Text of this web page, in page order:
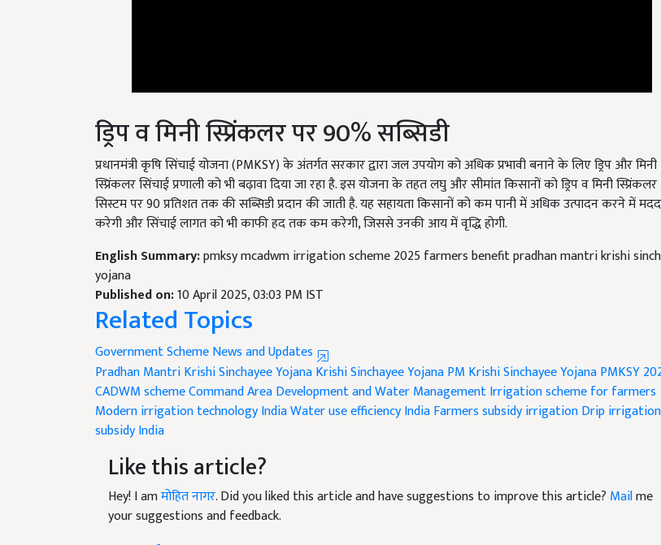
ड्रिप व मिनी स्प्रिंकलर पर 90% सब्सिडी
प्रधानमंत्री कृषि सिंचाई योजना (PMKSY) के अंतर्गत सरकार द्वारा जल उपयोग को अधिक प्रभावी बनाने के लिए ड्रिप और मिनी
स्प्रिंकलर सिंचाई प्रणाली को भी बढ़ावा दिया जा रहा है. इस योजना के तहत लघु और सीमांत किसानों को ड्रिप व मिनी स्प्रिंकलर
सिस्टम पर 90 प्रतिशत तक की सब्सिडी प्रदान की जाती है. यह सहायता किसानों को कम पानी में अधिक उत्पादन करने में मदद
करेगी और सिंचाई लागत को भी काफी हद तक कम करेगी, जिससे उनकी आय में वृद्धि होगी.
English Summary:
pmksy mcadwm irrigation scheme 2025 farmers benefit pradhan mantri krishi sinchai
yojana
Published on:
Related Topics
Government Scheme News and Updates
Pradhan Mantri Krishi Sinchayee Yojana Krishi Sinchayee Yojana
CADWM schemeCommand Area Development and Water ManagementIrrigation scheme for farmers
Modern irrigation technology IndiaWater use efficiency IndiaFarmers subsidy irrigationDrip irrigation
subsidy India
Like this article?
Hey! I amमोहित नागर . Did you liked this article and have suggestions to improve this article?
your suggestions and feedback.
Read next